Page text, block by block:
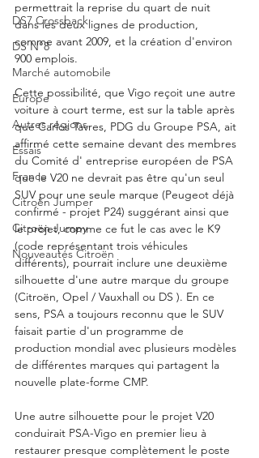
DS7 Crossback
DS N°8
Marché automobile
Europe
Autres régions
Essais
France
Citroën Jumper
Citroën Jumpy
Nouveautés Citroën
permettrait la reprise du quart de nuit
dans les deux lignes de production,
comme avant 2009, et la création d'environ
900 emplois.
Cette possibilité, que Vigo reçoit une autre
voiture à court terme, est sur la table après
que Carlos Tavres, PDG du Groupe PSA, ait
affirmé cette semaine devant des membres
du Comité d' entreprise européen de PSA
que le V20 ne devrait pas être qu'un seul
SUV pour une seule marque (Peugeot déjà
confirmé - projet P24) suggérant ainsi que
le projet, comme ce fut le cas avec le K9
(code représentant trois véhicules
différents), pourrait inclure une deuxième
silhouette d'une autre marque du groupe
(Citroën, Opel / Vauxhall ou DS ). En ce
sens, PSA a toujours reconnu que le SUV
faisait partie d'un programme de
production mondial avec plusieurs modèles
de différentes marques qui partagent la
nouvelle plate-forme CMP.
Une autre silhouette pour le projet V20
conduirait PSA-Vigo en premier lieu à
restaurer presque complètement le poste